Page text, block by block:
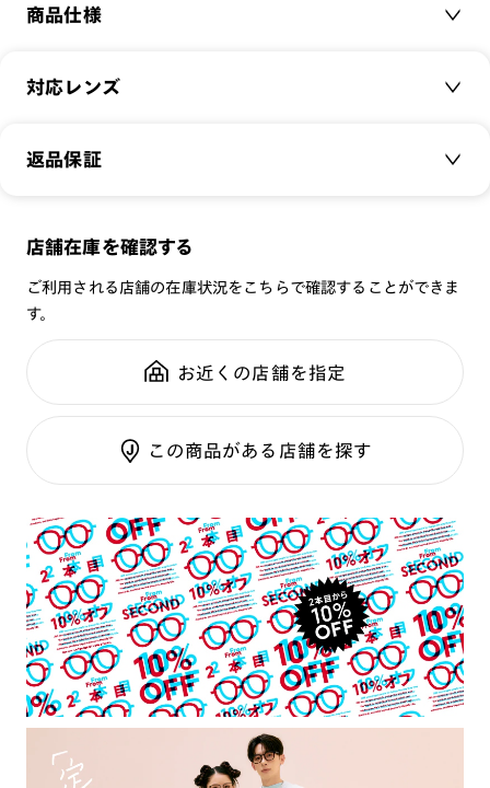
商品仕様
商品名：
サイズ：
シリーズ： STANDARD
性別： UNISEX
鼻パッド：
テンプル：チタン合金（βチタン）
対応レンズ
クリアレンズ（常用・老眼鏡用）
JINS SCREEN
可視光調光UVダブルカットレンズ
可視光調光SCREEN
調光レンズ
調光UVダブルカット
調光SCREEN
くもり止めレンズ
カラーレンズ：ダークカラー
カラーレンズ：ライトカラー
カラーレンズ：トレンドカラー
コンシーラーカラー
コンシーラーカラーUVダブルカット
チークカラー
偏光レンズ
アクティブレンズ
JINS VIOLET+
返品保証
メガネの度数が合わなくなっても、
全国の店舗で無料フィッティング
修理のご相談もいつでもお気軽に
ご利用ガイド
店舗在庫を確認する
ご利用される店舗の在庫状況をこちらで確認することができま
す。
お近くの店舗を指定
この商品がある店舗を探す